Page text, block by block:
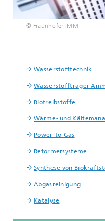
© Fraunhofer IMM
Wasserstofftechnik
Wasserstoffträger
Biotreibstoffe
Wärme- und
Power-to-Gas
Reformersysteme
Synthese von
Abgasreinigung
Katalyse